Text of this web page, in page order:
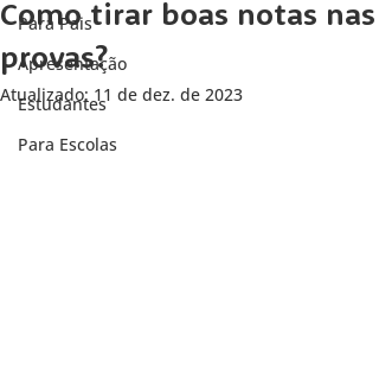
Para Pais
Apresentação
Estudantes
Para Escolas
Como tirar boas notas nas
provas?
Atualizado: 11 de dez. de 2023